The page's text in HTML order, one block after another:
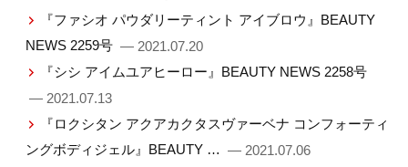
『ファシオ パウダリーティント アイブロウ』BEAUTY
NEWS 2259号 — 2021.07.20
『シシ アイムユアヒーロー』BEAUTY NEWS 2258号
— 2021.07.13
『ロクシタン アクアカクタスヴァーベナ コンフォーティ
ングボディジェル』BEAUTY … — 2021.07.06